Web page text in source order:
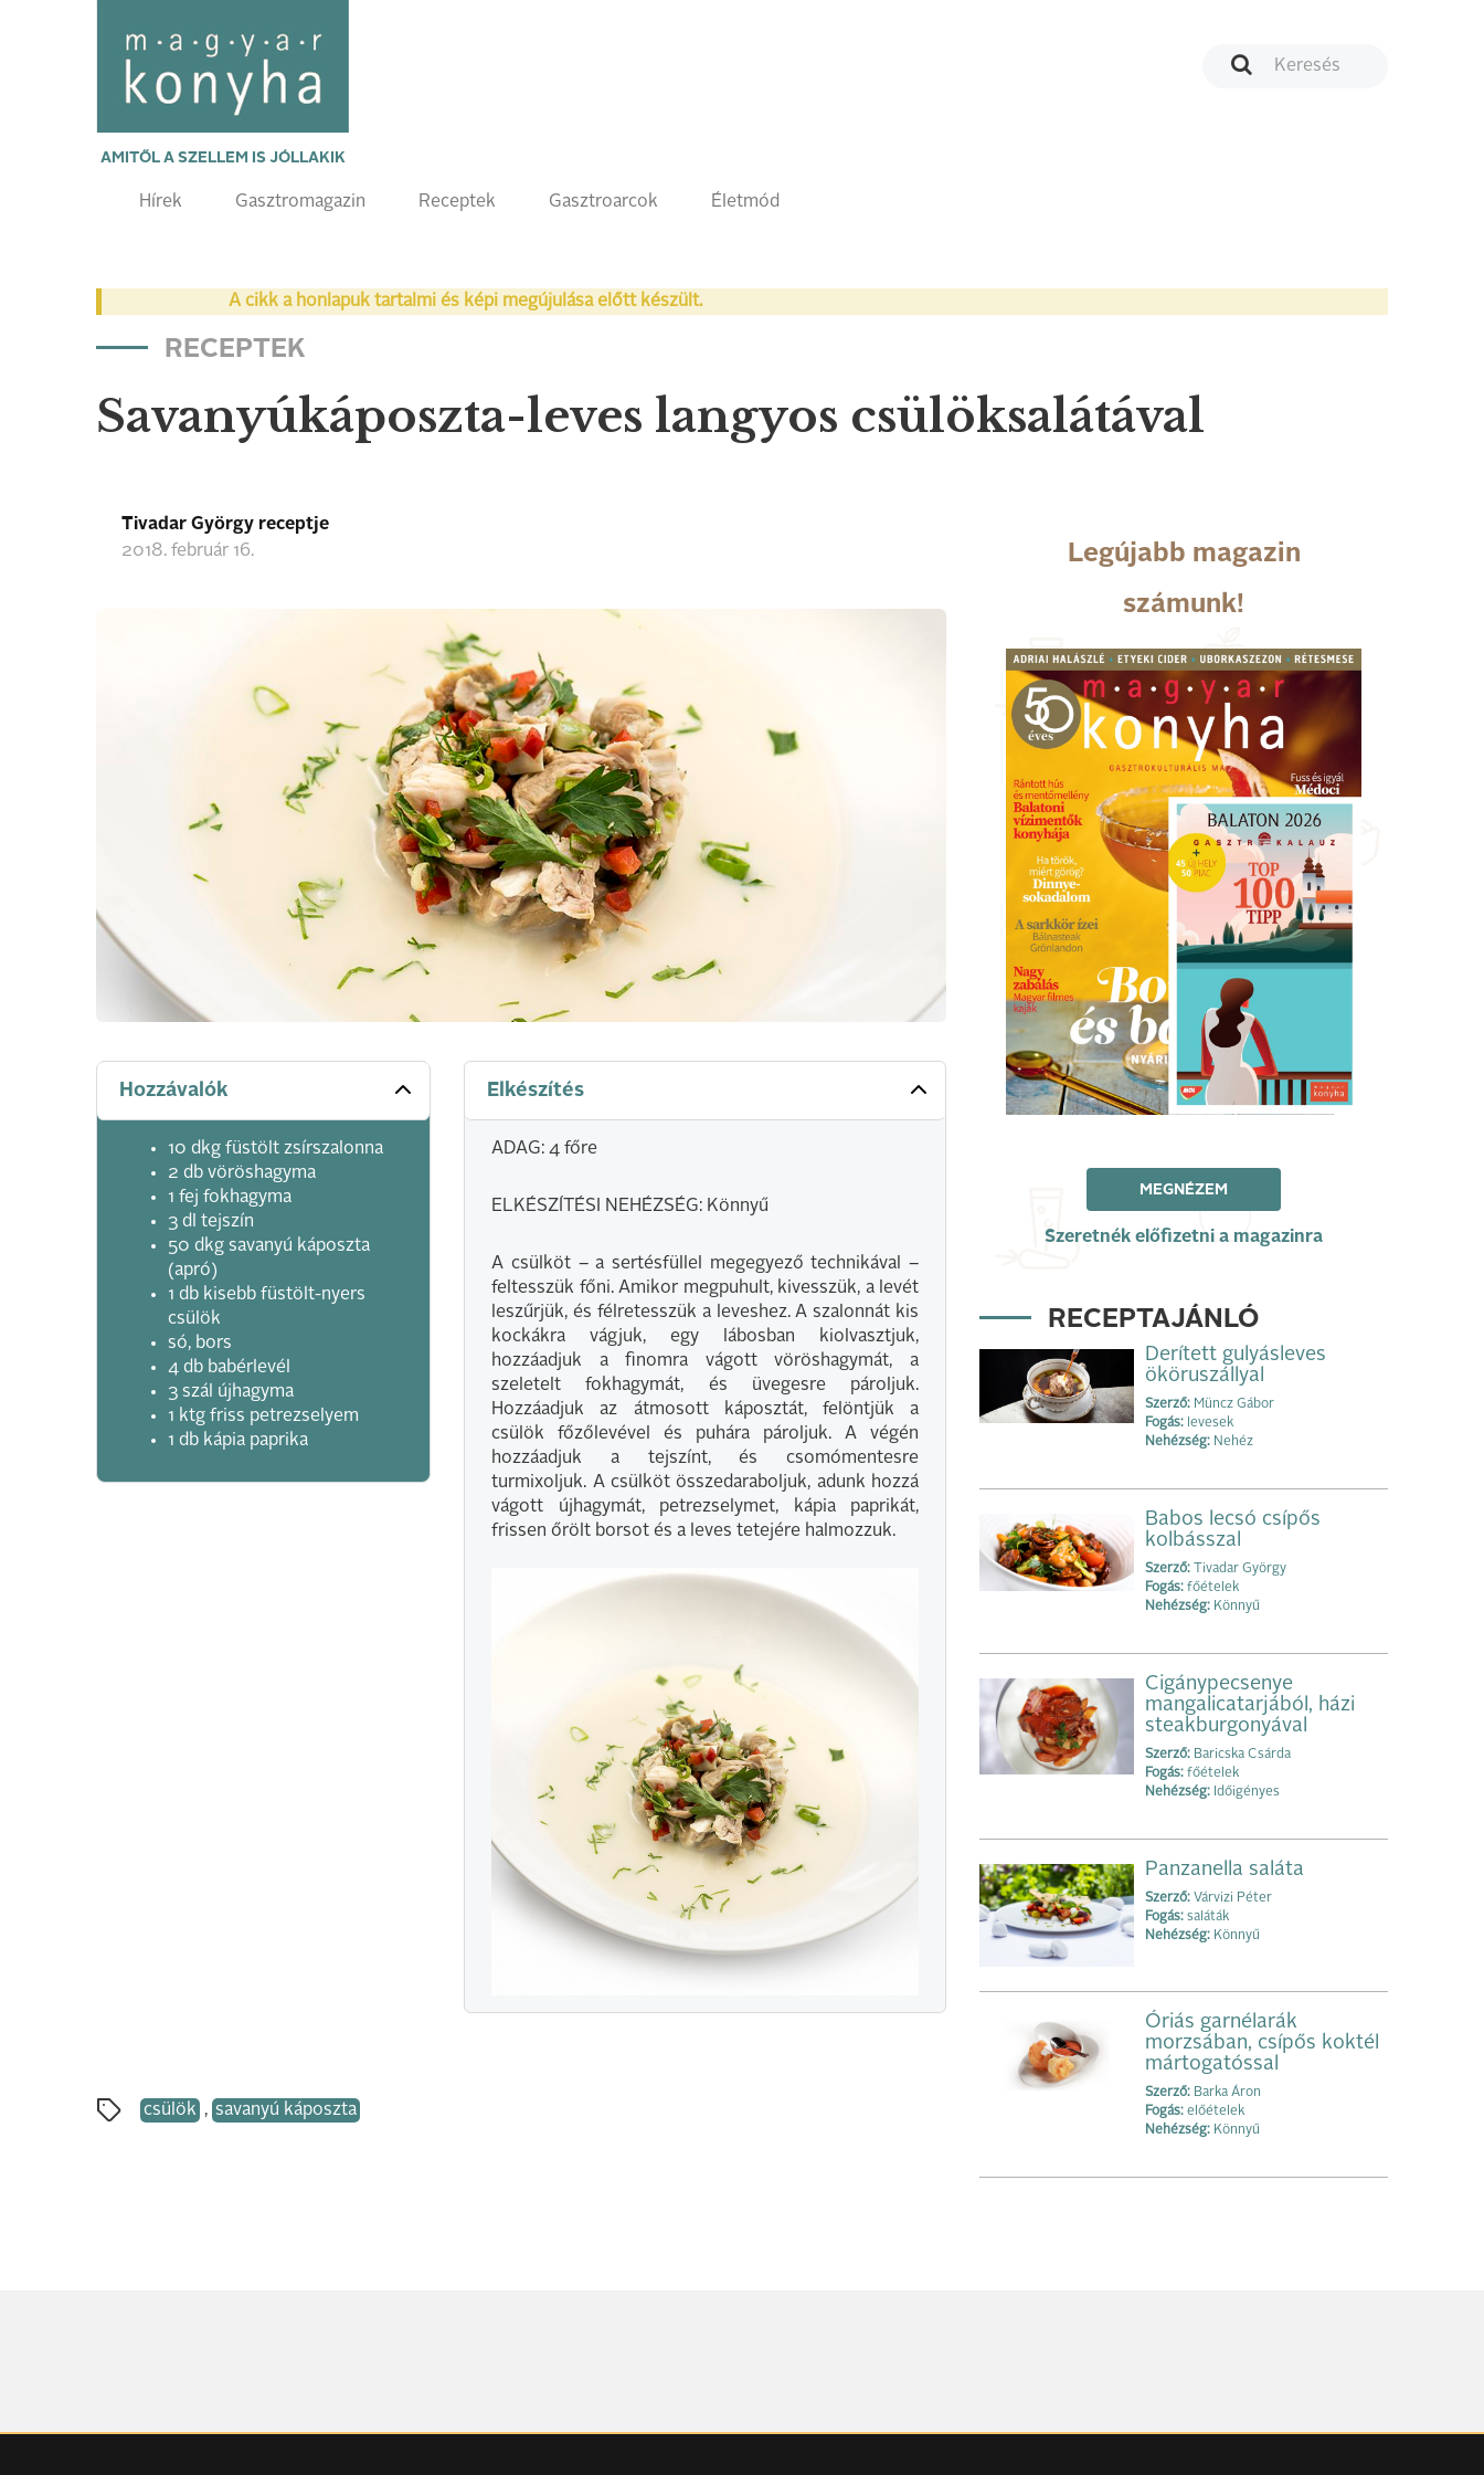
AMITŐL A SZELLEM IS JÓLLAKIK
Hírek Gasztromagazin Receptek Gasztroarcok Életmód
A cikk a honlapuk tartalmi és képi megújulása előtt készült.
RECEPTEK
Savanyúkáposzta-leves langyos csülöksalátával
Tivadar György receptje
2018. február 16.
Hozzávalók
10 dkg füstölt zsírszalonna
2 db vöröshagyma
1 fej fokhagyma
3 dl tejszín
50 dkg savanyú káposzta
(apró)
1 db kisebb füstölt-nyers
csülök
só, bors
4 db babérlevél
3 szál újhagyma
1 ktg friss petrezselyem
1 db kápia paprika
Elkészítés
ADAG: 4 főre
ELKÉSZÍTÉSI NEHÉZSÉG: Könnyű
A csülköt – a sertésfüllel megegyező technikával –
feltesszük főni. Amikor megpuhult, kivesszük, a levét
leszűrjük, és félretesszük a leveshez. A szalonnát kis
kockákra vágjuk, egy lábosban kiolvasztjuk,
hozzáadjuk a finomra vágott vöröshagymát, a
szeletelt fokhagymát, és üvegesre pároljuk.
Hozzáadjuk az átmosott káposztát, felöntjük a
csülök főzőlevével és puhára pároljuk. A végén
hozzáadjuk a tejszínt, és csomómentesre
turmixoljuk. A csülköt összedaraboljuk, adunk hozzá
vágott újhagymát, petrezselymet, kápia paprikát,
frissen őrölt borsot és a leves tetejére halmozzuk.
csülök , savanyú káposzta
Legújabb magazin
számunk!
MEGNÉZEM
Szeretnék előfizetni a magazinra
RECEPTAJÁNLÓ
Derített gulyásleves
ököruszállyal
Szerző: Müncz Gábor
Fogás: levesek
Nehézség: Nehéz
Babos lecsó csípős
kolbásszal
Szerző: Tivadar György
Fogás: főételek
Nehézség: Könnyű
Cigánypecsenye
mangalicatarjából, házi
steakburgonyával
Szerző: Baricska Csárda
Fogás: főételek
Nehézség: Időigényes
Panzanella saláta
Szerző: Várvizi Péter
Fogás: saláták
Nehézség: Könnyű
Óriás garnélarák
morzsában, csípős koktél
mártogatóssal
Szerző: Barka Áron
Fogás: előételek
Nehézség: Könnyű